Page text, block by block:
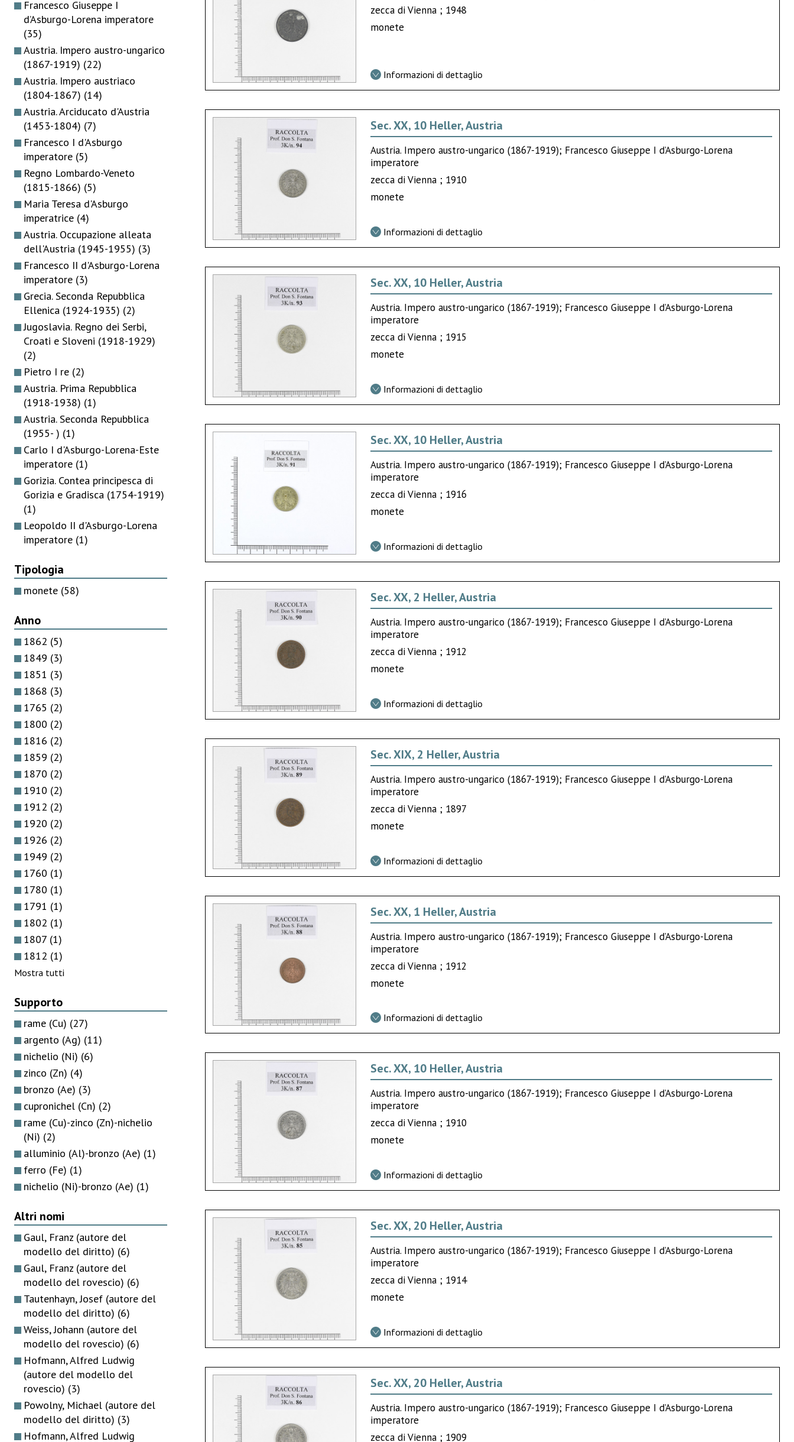
Francesco Giuseppe I
d’Asburgo-Lorena imperatore
(35)
Austria. Impero austro-ungarico
(1867-1919) (22)
Austria. Impero austriaco
(1804-1867) (14)
Austria. Arciducato d'Austria
(1453-1804) (7)
Francesco I d'Asburgo
imperatore (5)
Regno Lombardo-Veneto
(1815-1866) (5)
Maria Teresa d'Asburgo
imperatrice (4)
Austria. Occupazione alleata
dell'Austria (1945-1955) (3)
Francesco II d'Asburgo-Lorena
imperatore (3)
Grecia. Seconda Repubblica
Ellenica (1924-1935) (2)
Jugoslavia. Regno dei Serbi,
Croati e Sloveni (1918-1929)
(2)
Pietro I re (2)
Austria. Prima Repubblica
(1918-1938) (1)
Austria. Seconda Repubblica
(1955- ) (1)
Carlo I d'Asburgo-Lorena-Este
imperatore (1)
Gorizia. Contea principesca di
Gorizia e Gradisca (1754-1919)
(1)
Leopoldo II d'Asburgo-Lorena
imperatore (1)
Tipologia
monete (58)
Anno
1862 (5)
1849 (3)
1851 (3)
1868 (3)
1765 (2)
1800 (2)
1816 (2)
1859 (2)
1870 (2)
1910 (2)
1912 (2)
1920 (2)
1926 (2)
1949 (2)
1760 (1)
1780 (1)
1791 (1)
1802 (1)
1807 (1)
1812 (1)
Mostra tutti
Supporto
rame (Cu) (27)
argento (Ag) (11)
nichelio (Ni) (6)
zinco (Zn) (4)
bronzo (Ae) (3)
cupronichel (Cn) (2)
rame (Cu)-zinco (Zn)-nichelio
(Ni) (2)
alluminio (Al)-bronzo (Ae) (1)
ferro (Fe) (1)
nichelio (Ni)-bronzo (Ae) (1)
Altri nomi
Gaul, Franz (autore del
modello del diritto) (6)
Gaul, Franz (autore del
modello del rovescio) (6)
Tautenhayn, Josef (autore del
modello del diritto) (6)
Weiss, Johann (autore del
modello del rovescio) (6)
Hofmann, Alfred Ludwig
(autore del modello del
rovescio) (3)
Powolny, Michael (autore del
modello del diritto) (3)
Hofmann, Alfred Ludwig
zecca di Vienna ; 1948
monete
Informazioni di dettaglio
Sec. XX, 10 Heller, Austria
Austria. Impero austro-ungarico (1867-1919); Francesco Giuseppe I d’Asburgo-Lorena
imperatore
zecca di Vienna ; 1910
monete
Informazioni di dettaglio
Sec. XX, 10 Heller, Austria
Austria. Impero austro-ungarico (1867-1919); Francesco Giuseppe I d’Asburgo-Lorena
imperatore
zecca di Vienna ; 1915
monete
Informazioni di dettaglio
Sec. XX, 10 Heller, Austria
Austria. Impero austro-ungarico (1867-1919); Francesco Giuseppe I d’Asburgo-Lorena
imperatore
zecca di Vienna ; 1916
monete
Informazioni di dettaglio
Sec. XX, 2 Heller, Austria
Austria. Impero austro-ungarico (1867-1919); Francesco Giuseppe I d’Asburgo-Lorena
imperatore
zecca di Vienna ; 1912
monete
Informazioni di dettaglio
Sec. XIX, 2 Heller, Austria
Austria. Impero austro-ungarico (1867-1919); Francesco Giuseppe I d’Asburgo-Lorena
imperatore
zecca di Vienna ; 1897
monete
Informazioni di dettaglio
Sec. XX, 1 Heller, Austria
Austria. Impero austro-ungarico (1867-1919); Francesco Giuseppe I d’Asburgo-Lorena
imperatore
zecca di Vienna ; 1912
monete
Informazioni di dettaglio
Sec. XX, 10 Heller, Austria
Austria. Impero austro-ungarico (1867-1919); Francesco Giuseppe I d’Asburgo-Lorena
imperatore
zecca di Vienna ; 1910
monete
Informazioni di dettaglio
Sec. XX, 20 Heller, Austria
Austria. Impero austro-ungarico (1867-1919); Francesco Giuseppe I d’Asburgo-Lorena
imperatore
zecca di Vienna ; 1914
monete
Informazioni di dettaglio
Sec. XX, 20 Heller, Austria
Austria. Impero austro-ungarico (1867-1919); Francesco Giuseppe I d’Asburgo-Lorena
imperatore
zecca di Vienna ; 1909